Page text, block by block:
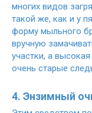
многих видов
такой же, как и у
форму мыльного
вручную
участки, а
очень старые
4. Энзимный